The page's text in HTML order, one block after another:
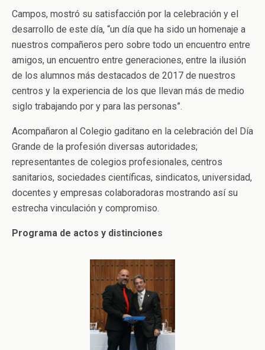
Campos, mostró su satisfacción por la celebración y el
desarrollo de este día, “un día que ha sido un homenaje a
nuestros compañeros pero sobre todo un encuentro entre
amigos, un encuentro entre generaciones, entre la ilusión
de los alumnos más destacados de 2017 de nuestros
centros y la experiencia de los que llevan más de medio
siglo trabajando por y para las personas”.
Acompañaron al Colegio gaditano en la celebración del Día
Grande de la profesión diversas autoridades;
representantes de colegios profesionales, centros
sanitarios, sociedades científicas, sindicatos, universidad,
docentes y empresas colaboradoras mostrando así su
estrecha vinculación y compromiso.
Programa de actos y distinciones